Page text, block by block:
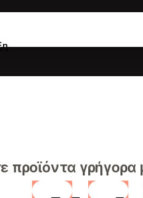
προϊόντα